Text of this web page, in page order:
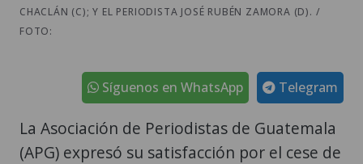
CHACLÁN (C); Y EL PERIODISTA JOSÉ RUBÉN ZAMORA (D). /
FOTO:
Telegram
Síguenos en WhatsApp
La Asociación de Periodistas de Guatemala
(APG) expresó su satisfacción por el cese de